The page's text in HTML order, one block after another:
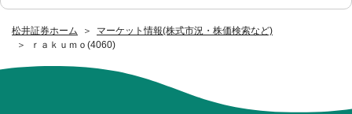
松井証券ホーム
マーケット情報(株式市況・株価検索など)
ｒａｋｕｍｏ(4060)